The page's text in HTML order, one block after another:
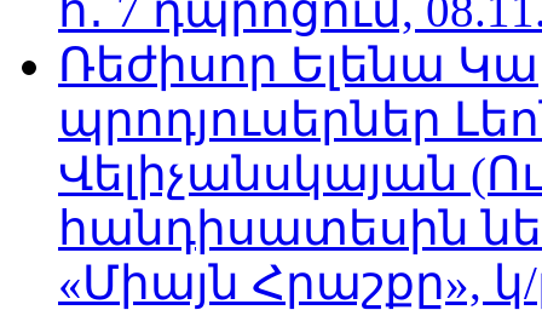
Ռեժիսոր Ելենա
պրոդյուսերներ
Վելիչանսկայան
հանդիսատեսին
«Միայն Հրաշքը», կ/